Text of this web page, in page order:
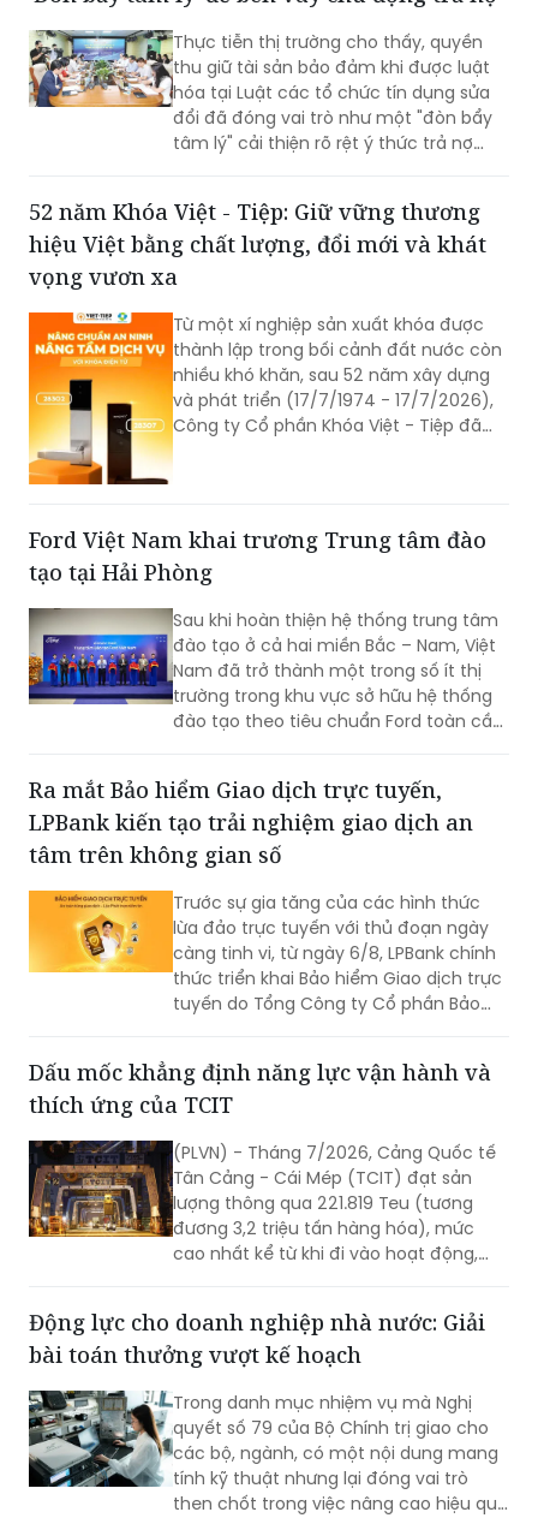
Thực tiễn thị trường cho thấy, quyền
thu giữ tài sản bảo đảm khi được luật
hóa tại Luật các tổ chức tín dụng sửa
đổi đã đóng vai trò như một "đòn bẩy
tâm lý" cải thiện rõ rệt ý thức trả nợ
52 năm Khóa Việt - Tiệp: Giữ vững thương
hiệu Việt bằng chất lượng, đổi mới và khát
vọng vươn xa
Từ một xí nghiệp sản xuất khóa được
thành lập trong bối cảnh đất nước còn
nhiều khó khăn, sau 52 năm xây dựng
và phát triển (17/7/1974 - 17/7/2026),
Công ty Cổ phần Khóa Việt - Tiệp đã
là câu chuyện tăng trưởng của một
thương hiệu “quốc dân”, mà còn phản
ánh sự bền bỉ của doanh nghiệp Việt
không ngừng nâng cao năng lực cạnh
tranh.
Ford Việt Nam khai trương Trung tâm đào
tạo tại Hải Phòng
Sau khi hoàn thiện hệ thống trung tâm
đào tạo ở cả hai miền Bắc – Nam, Việt
Nam đã trở thành một trong số ít thị
trường trong khu vực sở hữu hệ thống
đào tạo theo tiêu chuẩn Ford toàn cầu,
Ra mắt Bảo hiểm Giao dịch trực tuyến,
LPBank kiến tạo trải nghiệm giao dịch an
tâm trên không gian số
Trước sự gia tăng của các hình thức
lừa đảo trực tuyến với thủ đoạn ngày
càng tinh vi, từ ngày 6/8, LPBank chính
thức triển khai Bảo hiểm Giao dịch trực
tuyến do Tổng Công ty Cổ phần Bảo
Dấu mốc khẳng định năng lực vận hành và
thích ứng của TCIT
(PLVN) - Tháng 7/2026, Cảng Quốc tế
Tân Cảng - Cái Mép (TCIT) đạt sản
lượng thông qua 221.819 Teu (tương
đương 3,2 triệu tấn hàng hóa), mức
cao nhất kể từ khi đi vào hoạt động,
dấu bước tăng trưởng về sản lượng mà
còn khẳng định năng lực vận hành, khả
của TCIT trong bối cảnh thị trường vận
tải biển và chuỗi cung ứng toàn cầu
còn nhiều biến động.
Động lực cho doanh nghiệp nhà nước: Giải
bài toán thưởng vượt kế hoạch
Trong danh mục nhiệm vụ mà Nghị
quyết số 79 của Bộ Chính trị giao cho
các bộ, ngành, có một nội dung mang
tính kỹ thuật nhưng lại đóng vai trò
then chốt trong việc nâng cao hiệu quả